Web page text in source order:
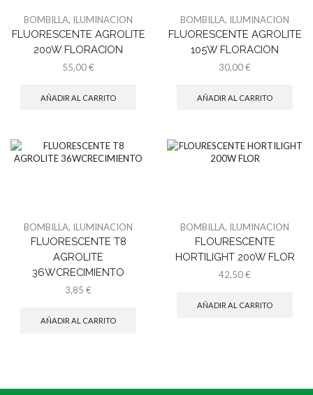
BOMBILLA, ILUMINACION
FLUORESCENTE AGROLITE
200W FLORACION
55,00€
AÑADIR AL CARRITO
BOMBILLA, ILUMINACION
FLUORESCENTE AGROLITE
105W FLORACION
30,00€
AÑADIR AL CARRITO
BOMBILLA, ILUMINACION
FLUORESCENTE T8
AGROLITE
36WCRECIMIENTO
3,85 €
AÑADIR AL CARRITO
BOMBILLA, ILUMINACION
FLOURESCENTE
HORTILIGHT 200W FLOR
42,50€
AÑADIR AL CARRITO